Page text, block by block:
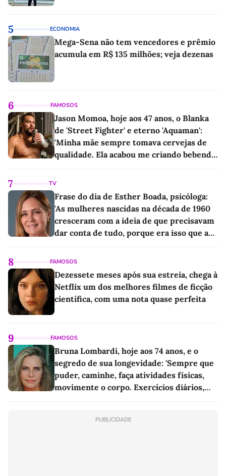
5 ECONOMIA
Mega-Sena não tem vencedores e prêmio
acumula em R$ 135 milhões; veja dezenas
6 FAMOSOS
Jason Momoa, hoje aos 47 anos, o Blanka
de 'Street Fighter' e eterno 'Aquaman':
'Minha mãe sempre tomava cervejas de
qualidade. Ela acabou me criando bebendo
7 TV
Frase do dia de Esther Boada, psicóloga:
'As mulheres nascidas na década de 1960
cresceram com a ideia de que precisavam
dar conta de tudo, porque era isso que a
8 FAMOSOS
Dezessete meses após sua estreia, chega à
Netflix um dos melhores filmes de ficção
científica, com uma nota quase perfeita
9 FAMOSOS
Bruna Lombardi, hoje aos 74 anos, e o
segredo de sua longevidade: 'Sempre que
puder, caminhe, faça atividades físicas,
movimente o corpo. Exercícios diários,
PUBLICIDADE